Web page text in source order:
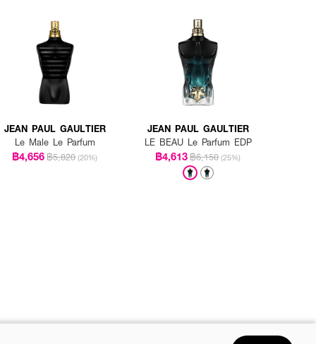
JEAN PAUL GAULTIER
Le Male Le Parfum
฿4,656฿5,820 (20%)
JEAN PAUL GAULTIER
LE BEAU Le Parfum EDP
฿4,613฿6,150 (25%)